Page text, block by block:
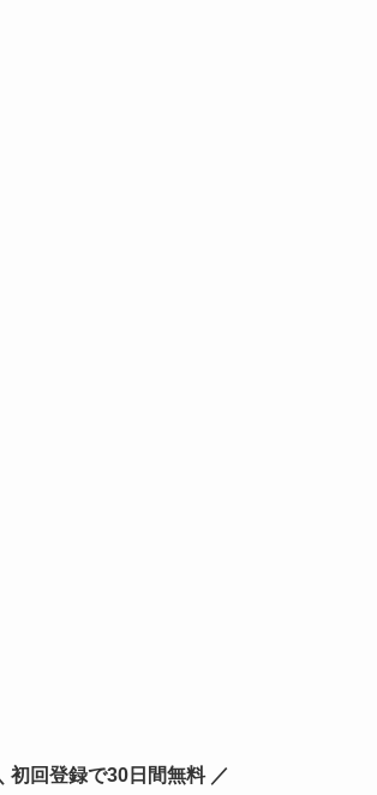
初回登録で30日間無料 ／